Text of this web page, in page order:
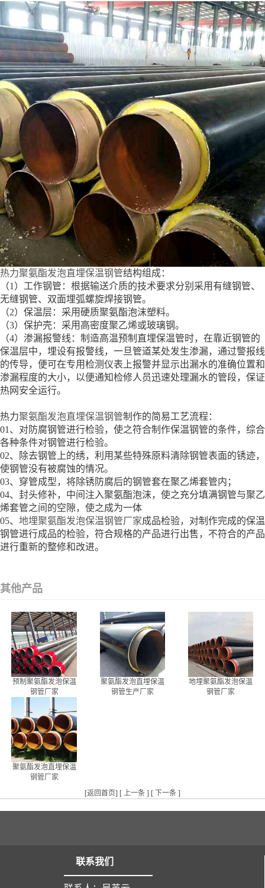
热力聚氨酯发泡直埋保温钢管结构组成：
（1）工作钢管：根据输送介质的技术要求分别采用有缝钢管、
无缝钢管、双面埋弧螺旋焊接钢管。
（2）保温层：采用硬质聚氨酯泡沫塑料。
（3）保护壳：采用高密度聚乙烯或玻璃钢。
（4）渗漏报警线：制造高温预制直埋保温管时，在靠近钢管的
保温层中，埋设有报警线，一旦管道某处发生渗漏，通过警报线
的传导，便可在专用检测仪表上报警并显示出漏水的准确位置和
渗漏程度的大小，以便通知检修人员迅速处理漏水的管段，保证
热网安全运行。
热力聚氨酯发泡直埋保温钢管制作的简易工艺流程：
01、对防腐钢管进行检验，使之符合制作保温钢管的条件，综合
各种条件对钢管进行检验。
02、除去钢管上的绣，利用某些特殊原料清除钢管表面的锈迹，
使钢管没有被腐蚀的情况。
03、穿管成型，将除锈防腐后的钢管套在聚乙烯套管内；
04、封头修补，中间注入聚氨酯泡沫，使之充分填满钢管与聚乙
烯套管之间的空隙，使之成为一体
05、 地埋聚氨酯发泡保温钢管厂家成品检验，对制作完成的保温
钢管进行成品的检验，符合规格的产品进行出售，不符合的产品
进行重新的整修和改进。
其他产品
预制聚氨酯发泡保温
钢管厂家
聚氨酯发泡直埋保温
钢管生产厂家
地埋聚氨酯发泡保温
钢管厂家
聚氨酯发泡直埋保温
钢管厂家
[返回首页] [ 上一条 ] [ 下一条 ]
联系我们